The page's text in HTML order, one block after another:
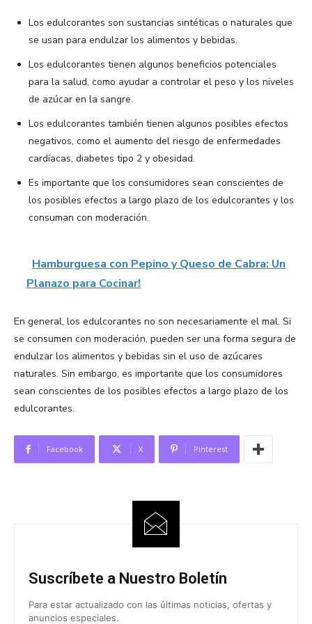
Los edulcorantes son sustancias sintéticas o naturales que
se usan para endulzar los alimentos y bebidas.
Los edulcorantes tienen algunos beneficios potenciales
para la salud, como ayudar a controlar el peso y los niveles
de azúcar en la sangre.
Los edulcorantes también tienen algunos posibles efectos
negativos, como el aumento del riesgo de enfermedades
cardíacas, diabetes tipo 2 y obesidad.
Es importante que los consumidores sean conscientes de
los posibles efectos a largo plazo de los edulcorantes y los
consuman con moderación.
Hamburguesa con Pepino y Queso de Cabra: Un
Planazo para Cocinar!
En general, los edulcorantes no son necesariamente el mal. Si
se consumen con moderación, pueden ser una forma segura de
endulzar los alimentos y bebidas sin el uso de azúcares
naturales. Sin embargo, es importante que los consumidores
sean conscientes de los posibles efectos a largo plazo de los
edulcorantes.
Facebook X Pinterest
Suscríbete a Nuestro Boletín
Para estar actualizado con las últimas noticias, ofertas y
anuncios especiales.